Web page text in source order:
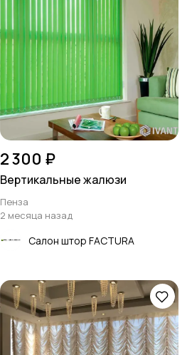
2 300 ₽
Вертикальные жалюзи
Пенза
2 месяца назад
Салон штор FACTURA